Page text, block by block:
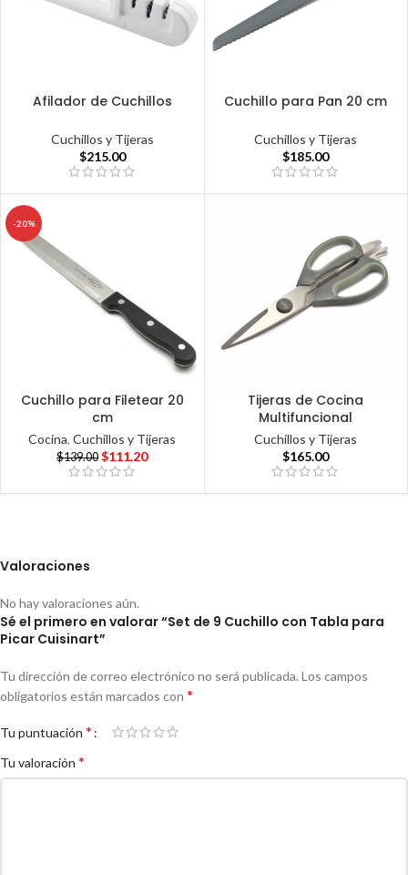
Afilador de Cuchillos
Cuchillos y Tijeras
$215.00
Cuchillo para Pan 20 cm
Cuchillos y Tijeras
$185.00
-20%
Cuchillo para Filetear 20
cm
Cocina,Cuchillos y Tijeras
$139.00 $111.20
Tijeras de Cocina
Multifuncional
Cuchillos y Tijeras
$165.00
Valoraciones
No hay valoraciones aún.
Sé el primero en valorar “Set de 9 Cuchillo con Tabla para
Picar Cuisinart”
Tu dirección de correo electrónico no será publicada. Los campos
obligatorios están marcados con *
Tu puntuación *
Tu valoración *